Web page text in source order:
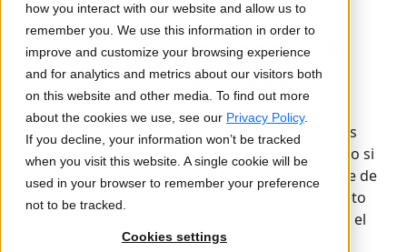
how you interact with our website and allow us to
remember you. We use this information in order to
improve and customize your browsing experience
and for analytics and metrics about our visitors both
on this website and other media. To find out more
about the cookies we use, see our Privacy Policy.
If you decline, your information won’t be tracked
when you visit this website. A single cookie will be
used in your browser to remember your preference
not to be tracked.
Cookies settings
Velocidad de IA, precisión humana
Interpretación
Comunicación fluida, en cualquier lugar
Medios y Entretenimiento
Lleva historias a cada pantalla
Consultoría y Externalización
Traducciones instantáneas alineadas con tu marca
Conectividad
Integración de flujos de trabajo simplificada
Interpretación por IA
Traducción de voz en tiempo real
Garantía de calidad
Resultados reales de nuestros clientes
Artículos
Opiniones expertas sobre contenido global
Ebooks
Guías y estrategias detalladas
Webinars a demanda
Sostenibilidad
Partners
Noticias
Publicado el 21 de septiembre de 2023
Cómo tomar notas de
forma eficaz
Reuniones, entrevistas con compañeros o
directivos, encuentros con clientes, sesiones
informativas... Tanto si son bien recibidas como si
no, la cuestión es que tomar notas forma parte de
nuestro día a día. Te contamos nuestro secreto
para que tomar notas sea pan comido. ¡Coge el
cuaderno!